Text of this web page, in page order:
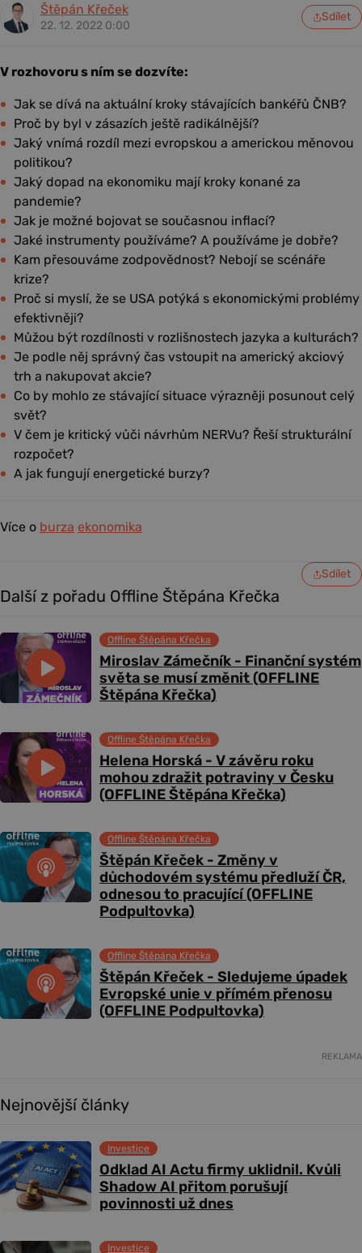
Štěpán Křeček
22. 12. 2022 0:00
Sdílet
V rozhovoru s ním se dozvíte:
Jak se dívá na aktuální kroky stávajících bankéřů ČNB?
Proč by byl v zásazích ještě radikálnější?
Jaký vnímá rozdíl mezi evropskou a americkou měnovou
politikou?
Jaký dopad na ekonomiku mají kroky konané za
pandemie?
Jak je možné bojovat se současnou inflací?
Jaké instrumenty používáme? A používáme je dobře?
Kam přesouváme zodpovědnost? Nebojí se scénáře
krize?
Proč si myslí, že se USA potýká s ekonomickými problémy
efektivněji?
Můžou být rozdílnosti v rozlišnostech jazyka a kulturách?
Je podle něj správný čas vstoupit na americký akciový
trh a nakupovat akcie?
Co by mohlo ze stávající situace výrazněji posunout celý
svět?
V čem je kritický vůči návrhům NERVu? Řeší strukturální
rozpočet?
A jak fungují energetické burzy?
Více o burza ekonomika
Sdílet
Další z pořadu Offline Štěpána Křečka
Miroslav Zámečník - Finanční systém
světa se musí změnit (OFFLINE
Štěpána Křečka)
Offline Štěpána Křečka
Helena Horská - V závěru roku
mohou zdražit potraviny v Česku
(OFFLINE Štěpána Křečka)
Offline Štěpána Křečka
Štěpán Křeček - Změny v
důchodovém systému předluží ČR,
odnesou to pracující (OFFLINE
Podpultovka)
Offline Štěpána Křečka
Štěpán Křeček - Sledujeme úpadek
Evropské unie v přímém přenosu
(OFFLINE Podpultovka)
Offline Štěpána Křečka
REKLAMA
Nejnovější články
Odklad AI Actu firmy uklidnil. Kvůli
Shadow AI přitom porušují
povinnosti už dnes
Investice
Investice